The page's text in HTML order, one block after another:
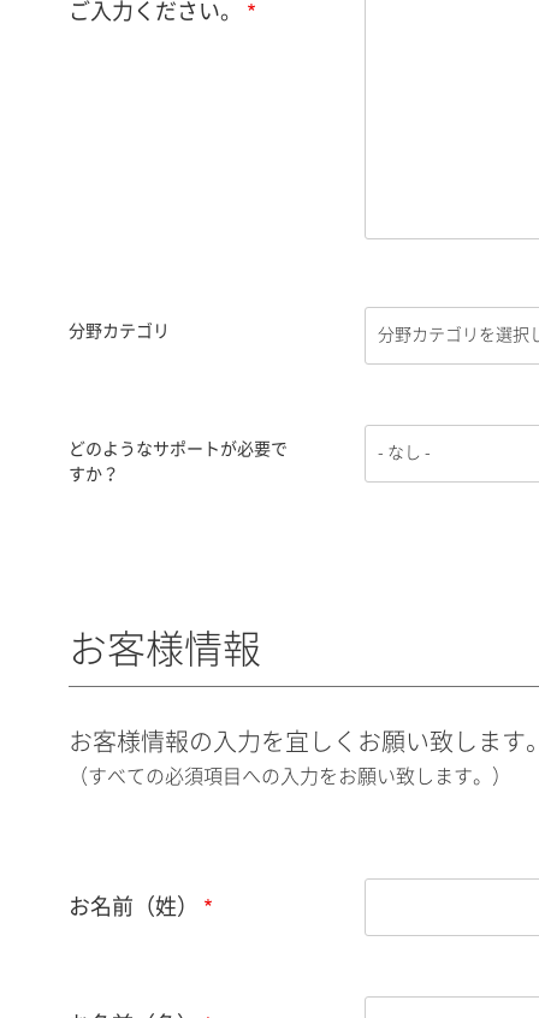
ご入力ください。
分野カテゴリ
どのようなサポートが必要で
すか？
お客様情報
お客様情報の入力を宜しくお願い致します
（すべての必須項目への入力をお願い致します。）
お名前（姓）